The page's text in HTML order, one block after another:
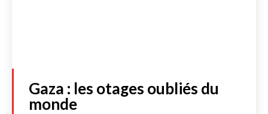
Gaza : les otages oubliés du
monde